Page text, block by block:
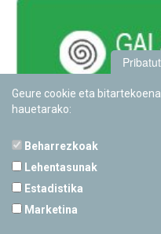
Geure cookie eta
hauetarako:
Beharrezkoak
Lehentasunak
Estadistika
Marketina